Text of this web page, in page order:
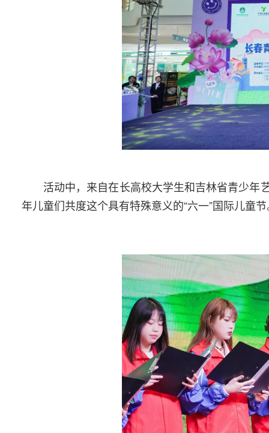
活动中，来自在长高校大学生和吉林省青少年
年儿童们共度这个具有特殊意义的“六一”国际儿童